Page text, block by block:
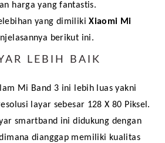
harga yang fantastis.
yang dimiliki Xiaomi Mi
berikut ini.
LEBIH BAIK
Mi Band 3 ini lebih luas yakni
layar sebesar 128 X 80 Piksel.
smartband ini didukung dengan
dianggap memiliki kualitas